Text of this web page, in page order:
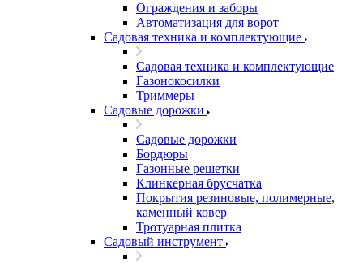
Ограждения и заборы
Автоматизация для ворот
Садовая техника и комплектующие
Садовая техника и комплектующие
Газонокосилки
Триммеры
Садовые дорожки
Садовые дорожки
Бордюры
Газонные решетки
Клинкерная брусчатка
Покрытия резиновые, полимерные,
каменный ковер
Тротуарная плитка
Садовый инструмент